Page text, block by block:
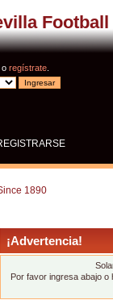
oregístrate
1890
¡Advertencia!
Por favor ingresa abajo